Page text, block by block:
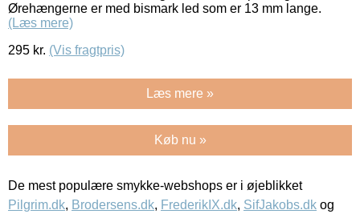
Ørehængerne er med bismark led som er 13 mm lange.
(Læs mere)
295 kr. (Vis fragtpris)
Læs mere »
Køb nu »
De mest populære smykke-webshops er i øjeblikket
Pilgrim.dk, Brodersens.dk, FrederikIX.dk, SifJakobs.dk og